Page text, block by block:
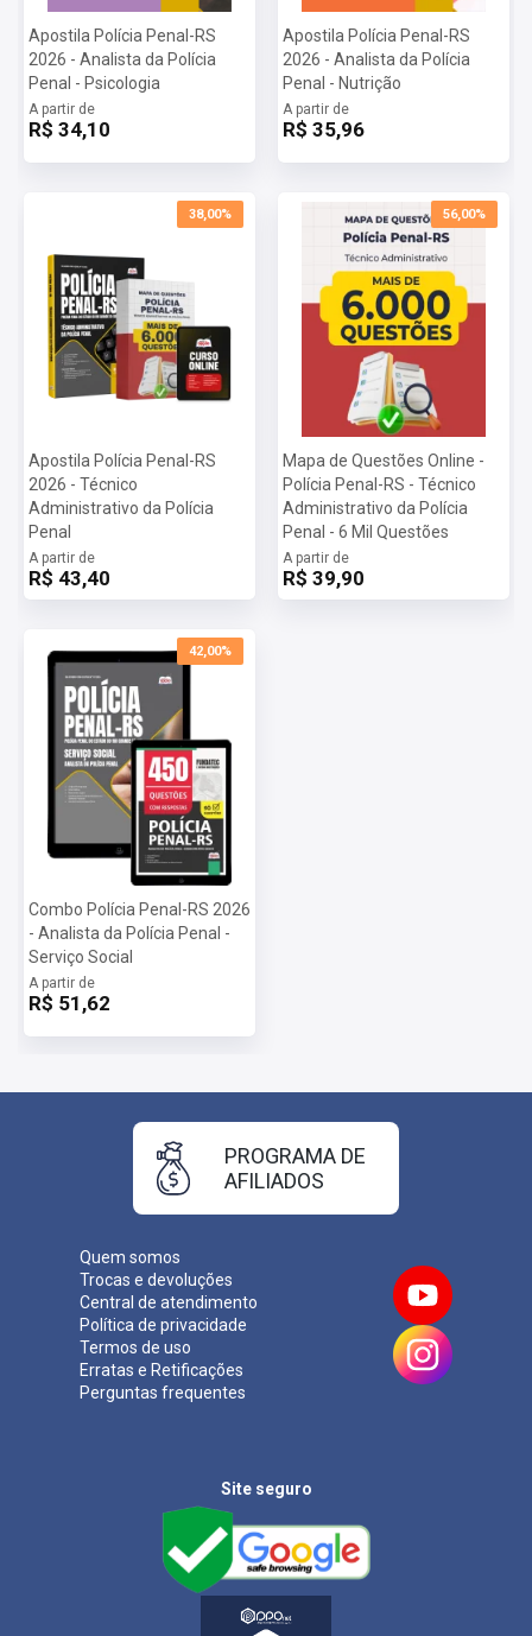
Apostila Polícia Penal-RS
2026 - Analista da Polícia
Penal - Psicologia
A partir de
R$ 34,10
Apostila Polícia Penal-RS
2026 - Analista da Polícia
Penal - Nutrição
A partir de
R$ 35,96
38,00%
Apostila Polícia Penal-RS
2026 - Técnico
Administrativo da Polícia
Penal
A partir de
R$ 43,40
56,00%
Mapa de Questões Online -
Polícia Penal-RS - Técnico
Administrativo da Polícia
Penal - 6 Mil Questões
A partir de
R$ 39,90
42,00%
Combo Polícia Penal-RS 2026
- Analista da Polícia Penal -
Serviço Social
A partir de
R$ 51,62
Quem somos
Trocas e devoluções
Central de atendimento
Política de privacidade
Termos de uso
Erratas e Retificações
Perguntas frequentes
PROGRAMA DE
AFILIADOS
Site seguro